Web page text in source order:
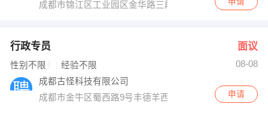
成都市锦江区工业园区金华路三段88号汇融国际广场1号
行政专员 面议
性别不限 经验不限
08-08
成都古怪科技有限公司
成都市金牛区蜀西路9号丰德羊西中心1201
申请